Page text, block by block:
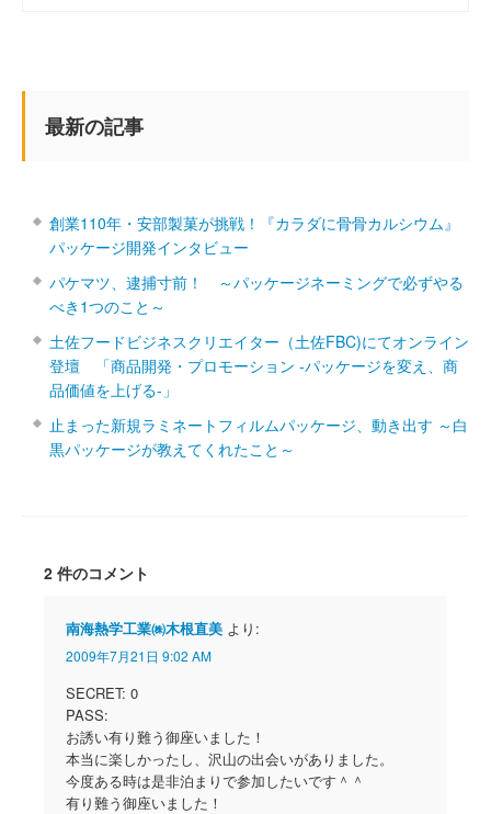
最新の記事
創業110年・安部製菓が挑戦！『カラダに骨骨カルシウム』
パッケージ開発インタビュー
パケマツ、逮捕寸前！ ～パッケージネーミングで必ずやる
べき1つのこと～
土佐フードビジネスクリエイター（土佐FBC)にてオンライン
登壇 「商品開発・プロモーション ‐パッケージを変え、商
品価値を上げる‐」
止まった新規ラミネートフィルムパッケージ、動き出す ～白
黒パッケージが教えてくれたこと～
2 件のコメント
南海熱学工業㈱木根直美 より:
2009年7月21日 9:02 AM
SECRET: 0
PASS:
お誘い有り難う御座いました！
本当に楽しかったし、沢山の出会いがありました。
今度ある時は是非泊まりで参加したいです＾＾
有り難う御座いました！